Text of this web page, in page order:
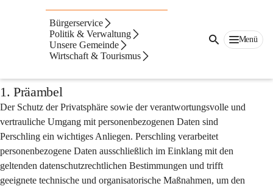
Bürgerservice
Politik & Verwaltung
Unsere Gemeinde
Wirtschaft & Tourismus
Menü
Datenschutzerklärung
1. Präambel
Der Schutz der Privatsphäre sowie der verantwortungsvolle und
vertrauliche Umgang mit personenbezogenen Daten sind
Perschling ein wichtiges Anliegen. Perschling verarbeitet
personenbezogene Daten ausschließlich im Einklang mit den
geltenden datenschutzrechtlichen Bestimmungen und trifft
geeignete technische und organisatorische Maßnahmen, um den